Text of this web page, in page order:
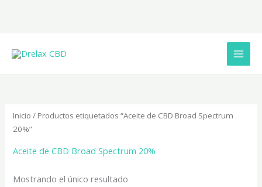
Inicio / Productos etiquetados “Aceite de CBD Broad Spectrum
20%”
Aceite de CBD Broad Spectrum 20%
Mostrando el único resultado